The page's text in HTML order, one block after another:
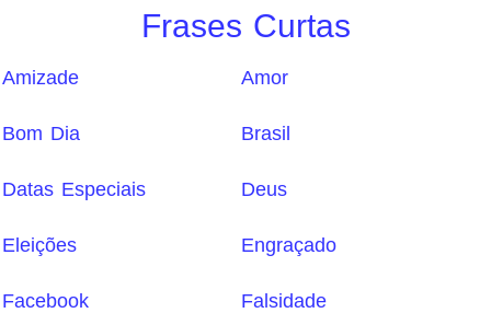
Frases Curtas
Amizade Amor
Bom Dia Brasil
Datas Especiais Deus
Eleições Engraçado
Facebook Falsidade